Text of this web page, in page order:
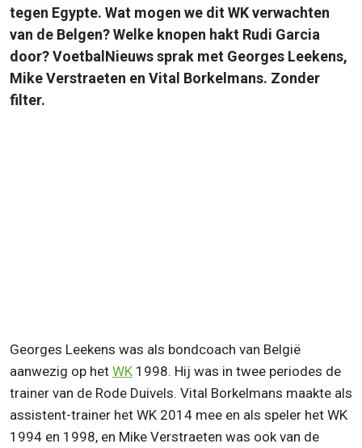
tegen Egypte. Wat mogen we dit WK verwachten
van de Belgen? Welke knopen hakt Rudi Garcia
door? VoetbalNieuws sprak met Georges Leekens,
Mike Verstraeten en Vital Borkelmans. Zonder
filter.
Georges Leekens was als bondcoach van België
aanwezig op het WK 1998. Hij was in twee periodes de
trainer van de Rode Duivels. Vital Borkelmans maakte als
assistent-trainer het WK 2014 mee en als speler het WK
1994 en 1998, en Mike Verstraeten was ook van de